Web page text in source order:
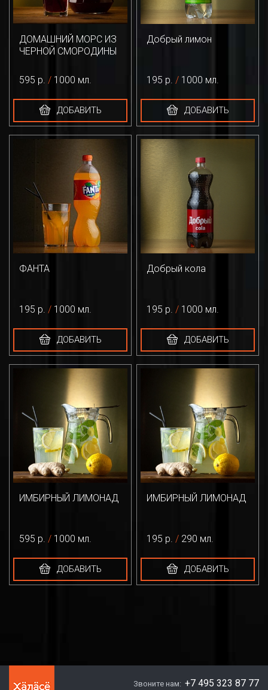
ДОМАШНИЙ МОРС ИЗ
ЧЕРНОЙ СМОРОДИНЫ
595 р. / 1000 мл.
ДОБАВИТЬ
Добрый лимон
195 р. / 1000 мл.
ДОБАВИТЬ
ФАНТА
195 р. / 1000 мл.
ДОБАВИТЬ
Добрый кола
195 р. / 1000 мл.
ДОБАВИТЬ
ИМБИРНЫЙ ЛИМОНАД
595 р. / 1000 мл.
ДОБАВИТЬ
ИМБИРНЫЙ ЛИМОНАД
195 р. / 290 мл.
ДОБАВИТЬ
Звоните нам: +7 495 323 87 77